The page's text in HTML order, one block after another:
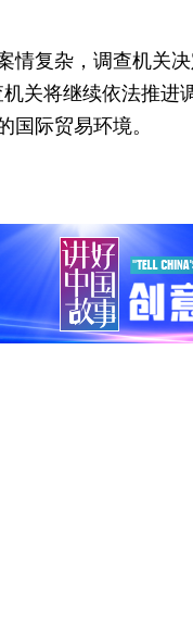
情复杂，调查机关
关将继续依法推
国际贸易环境。